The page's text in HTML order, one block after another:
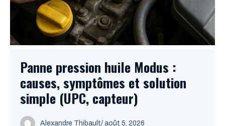
Panne pression huile Modus :
causes, symptômes et solution
simple (UPC, capteur)
Alexandre Thibault/ août 5, 2026